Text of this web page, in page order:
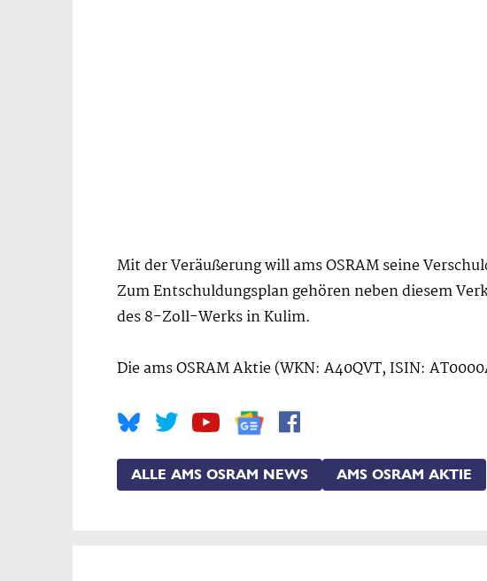
Mit der Veräußerung will ams OSRAM seine
Zum Entschuldungsplan gehören neben diesem
des 8-Zoll-Werks in Kulim.
Die ams OSRAM Aktie (WKN: A40QVT, ISIN:
ALLE AMS OSRAM NEWS AMS OSRAM AKTIE